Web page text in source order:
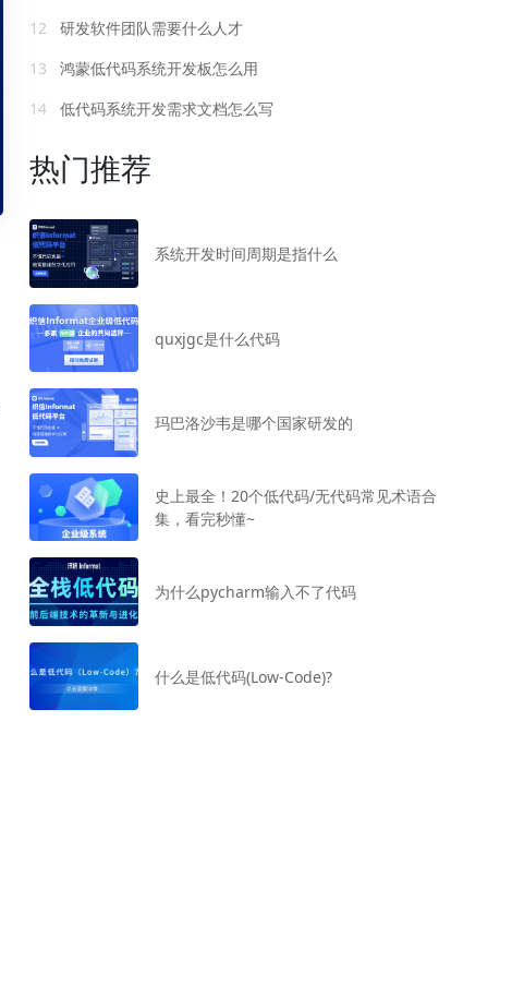
12
研发软件团队需要什么人才
13
鸿蒙低代码系统开发板怎么用
14
低代码系统开发需求文档怎么写
热门推荐
系统开发时间周期是指什么
quxjgc是什么代码
玛巴洛沙韦是哪个国家研发的
史上最全！20个低代码/无代码常见术语合
集，看完秒懂~
为什么pycharm输入不了代码
什么是低代码(Low-Code)?